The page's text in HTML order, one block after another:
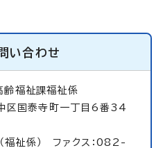
い合わせ
齢福祉課福祉係
国泰寺町一丁目6番34
祉係） ファクス：082-